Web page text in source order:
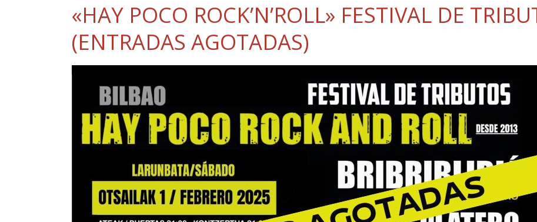
«HAY POCO ROCK’N’ROLL» FESTIVAL DE
(ENTRADAS AGOTADAS)